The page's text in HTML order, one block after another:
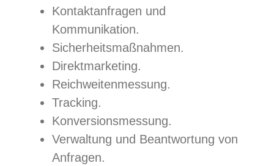
Kontaktanfragen und
Kommunikation.
Sicherheitsmaßnahmen.
Direktmarketing.
Reichweitenmessung.
Tracking.
Konversionsmessung.
Verwaltung und Beantwortung von
Anfragen.